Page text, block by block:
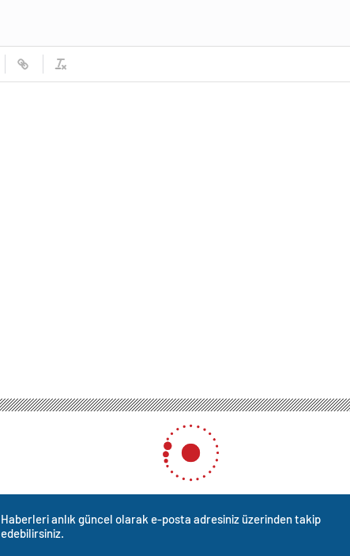
Haberleri anlık güncel olarak e-posta adresiniz üzerinden takip
edebilirsiniz.